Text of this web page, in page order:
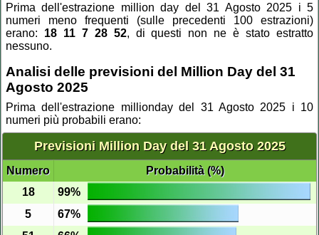
Prima dell'estrazione million day del 31 Agosto 2025 i 5
numeri meno frequenti (sulle precedenti 100 estrazioni)
erano: 18 11 7 28 52, di questi non ne è stato estratto
nessuno.
Analisi delle previsioni del Million Day del 31
Agosto 2025
Prima dell'estrazione millionday del 31 Agosto 2025 i 10
numeri più probabili erano:
Previsioni Million Day del 31 Agosto 2025
Numero
Probabilità (%)
18
99%
5
67%